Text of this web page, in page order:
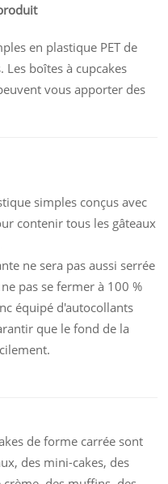
en plastique PET de
Les boîtes à cupcakes
vous apporter des
simples conçus avec
contenir tous les gâteaux
ne sera pas aussi serrée
pas se fermer à 100 %
équipé d'autocollants
que le fond de la
de forme carrée sont
des mini-cakes, des